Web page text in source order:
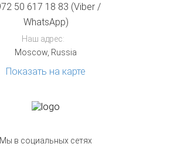
Мы в социальных сетях
50 617 18 83 (Viber /
WhatsApp)
Наш адрес:
Moscow, Russia
Показать на карте